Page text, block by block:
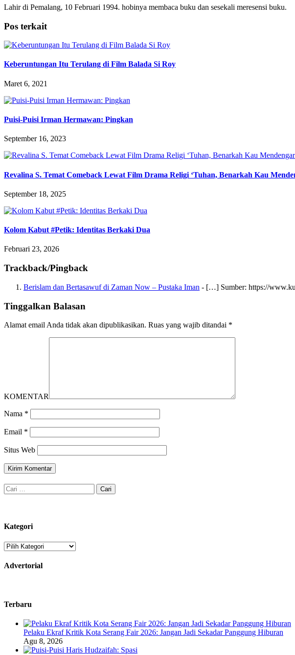
Lahir di Pemalang, 10 Februari 1994. hobinya membaca buku dan sesekali meresensi buku.
Pos terkait
Keberuntungan Itu Terulang di Film Balada Si Roy
Maret 6, 2021
Puisi-Puisi Irman Hermawan: Pingkan
September 16, 2023
Revalina S. Temat Comeback Lewat Film Drama Religi ‘Tuhan, Benarkah Kau
September 18, 2025
Kolom Kabut #Petik: Identitas Berkaki Dua
Februari 23, 2026
Trackback/Pingback
Berislam dan Bertasawuf di Zaman Now – Pustaka Iman - […] Sumber: https://
Tinggalkan Balasan
Alamat email Anda tidak akan dipublikasikan. Ruas yang wajib ditandai *
KOMENTAR
Nama *
Email *
Situs Web
Cari
untuk:
Kategori
Kategori
Advertorial
Terbaru
Pelaku Ekraf Kritik Kota Serang Fair 2026: Jangan Jadi Sekadar Panggung Hiburan
Agu 8, 2026